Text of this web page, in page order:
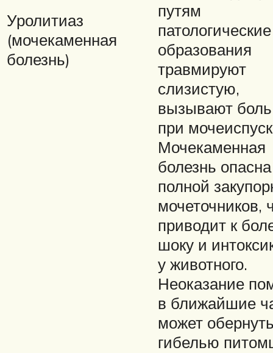
Уролитиаз
(мочекаменная
болезнь)
путям
патологические
образования
травмируют
слизистую,
вызывают
при
Мочекаменная
болезнь опасна
полной
мочеточников,
приводит к
шоку и
у животного.
Неоказание
в ближайшие
может
гибелью